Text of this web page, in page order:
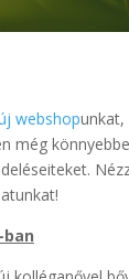
webshopunkat,
még
ban